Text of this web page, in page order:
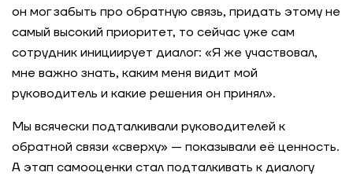
он мог забыть про обратную связь, придать этому не
самый высокий приоритет, то сейчас уже сам
сотрудник инициирует диалог: «Я же участвовал,
мне важно знать, каким меня видит мой
руководитель и какие решения он принял».
Мы всячески подталкивали руководителей к
обратной связи «сверху» — показывали её ценность.
А этап самооценки стал подталкивать к диалогу